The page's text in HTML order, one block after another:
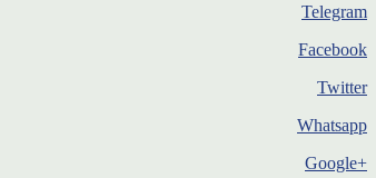
Telegram
Facebook
Twitter
Whatsapp
+Google